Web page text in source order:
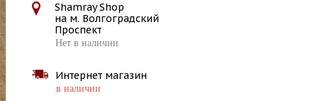
Shamray Shop
на м. Волгоградский
Проспект
Нет в наличии
Интернет магазин
в наличии